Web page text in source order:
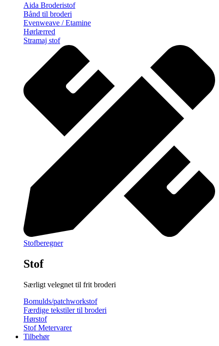
Aida Broderistof
Bånd til broderi
Evenweave / Etamine
Hørlærred
Stramaj stof
Stofberegner
Stof
Særligt velegnet til frit broderi
Bomulds/patchworkstof
Færdige tekstiler til broderi
Hørstof
Stof Metervarer
Tilbehør